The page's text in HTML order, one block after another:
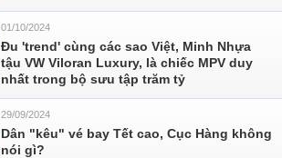
01/10/2024
Đu 'trend' cùng các sao Việt, Minh Nhựa
tậu VW Viloran Luxury, là chiếc MPV duy
nhất trong bộ sưu tập trăm tỷ
29/09/2024
Dân "kêu" vé bay Tết cao, Cục Hàng không
nói gì?